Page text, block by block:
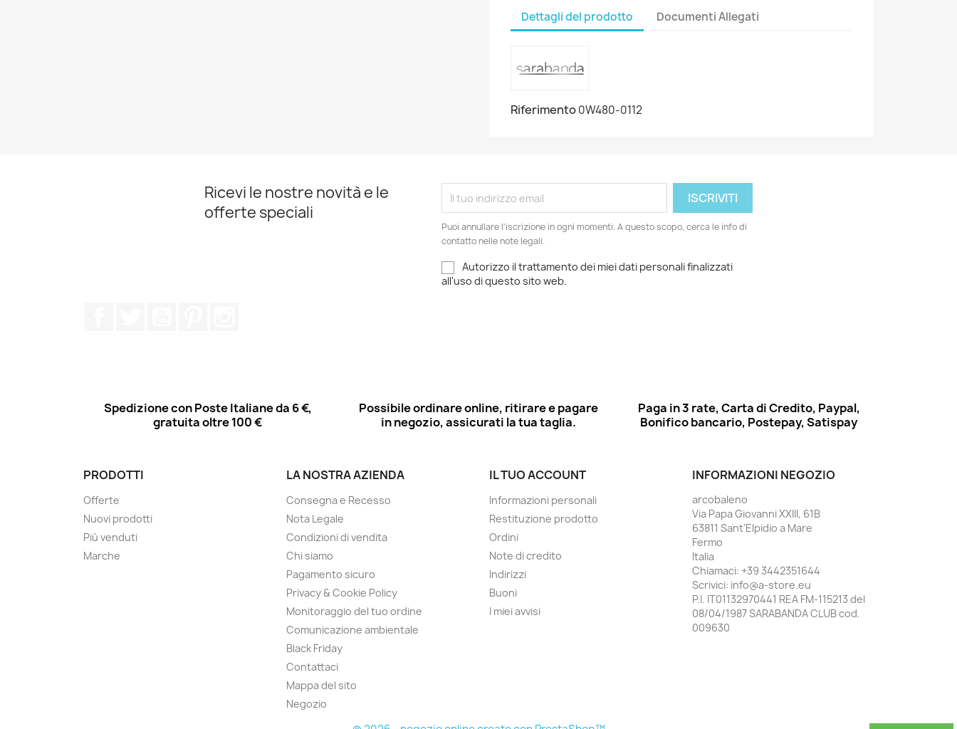
Dettagli del prodotto Documenti Allegati
Riferimento0W480-0112
Ricevi le nostre novità e le
offerte speciali
Puoi annullare l'iscrizione in ogni momenti. A questo scopo, cerca le info di
contatto nelle note legali.
Autorizzo il trattamento dei miei dati personali finalizzati
all'uso di questo sito web.
Spedizione con Poste Italiane da 6 €,
gratuita oltre 100 €
Possibile ordinare online, ritirare e pagare
in negozio, assicurati la tua taglia.
Paga in 3 rate, Carta di Credito, Paypal,
Bonifico bancario, Postepay, Satispay
PRODOTTI
Offerte
Nuovi prodotti
Più venduti
Marche
LA NOSTRA AZIENDA
Consegna e Recesso
Nota Legale
Condizioni di vendita
Chi siamo
Pagamento sicuro
Privacy & Cookie Policy
Monitoraggio del tuo ordine
Comunicazione ambientale
Black Friday
Contattaci
Mappa del sito
Negozio
IL TUO ACCOUNT
Informazioni personali
Restituzione prodotto
Ordini
Note di credito
Indirizzi
Buoni
I miei avvisi
INFORMAZIONI NEGOZIO
arcobaleno
Via Papa Giovanni XXIII, 61B
63811 Sant'Elpidio a Mare
Fermo
Italia
Chiamaci: +39 3442351644
Scrivici: info@a-store.eu
P.I. IT01132970441 REA FM-115213 del
08/04/1987 SARABANDA CLUB cod.
009630